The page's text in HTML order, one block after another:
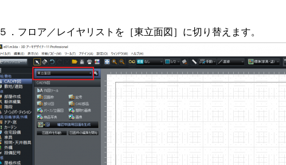
５．フロア／レイヤリストを［東立面図］に切り替えます。